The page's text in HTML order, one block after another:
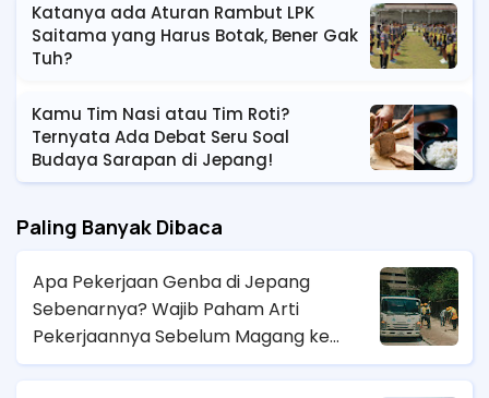
Katanya ada Aturan Rambut LPK
Saitama yang Harus Botak, Bener Gak
Tuh?
Kamu Tim Nasi atau Tim Roti?
Ternyata Ada Debat Seru Soal
Budaya Sarapan di Jepang!
Paling Banyak Dibaca
Apa Pekerjaan Genba di Jepang
Sebenarnya? Wajib Paham Arti
Pekerjaannya Sebelum Magang ke
Sana!